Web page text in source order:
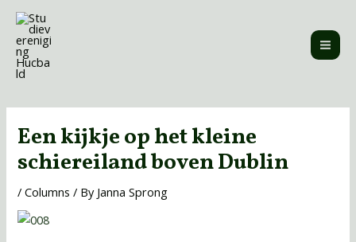
Skip
content
Een kijkje op het kleine
schiereiland boven Dublin
/Columns / By Janna Sprong